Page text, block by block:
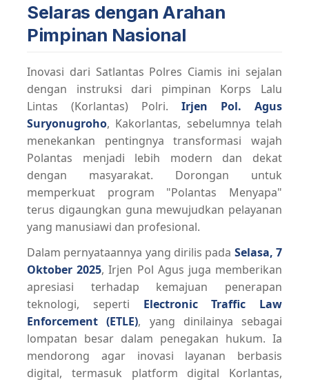
Selaras dengan Arahan
Pimpinan Nasional
Inovasi dari Satlantas Polres Ciamis ini sejalan
dengan instruksi dari pimpinan Korps Lalu
Lintas (Korlantas) Polri. Irjen Pol. Agus
Suryonugroho, Kakorlantas, sebelumnya telah
menekankan pentingnya transformasi wajah
Polantas menjadi lebih modern dan dekat
dengan masyarakat. Dorongan untuk
memperkuat program "Polantas Menyapa"
terus digaungkan guna mewujudkan pelayanan
yang manusiawi dan profesional.
Dalam pernyataannya yang dirilis pada Selasa, 7
Oktober 2025, Irjen Pol Agus juga memberikan
apresiasi terhadap kemajuan penerapan
teknologi, seperti Electronic Traffic Law
Enforcement (ETLE), yang dinilainya sebagai
lompatan besar dalam penegakan hukum. Ia
mendorong agar inovasi layanan berbasis
digital, termasuk platform digital Korlantas,